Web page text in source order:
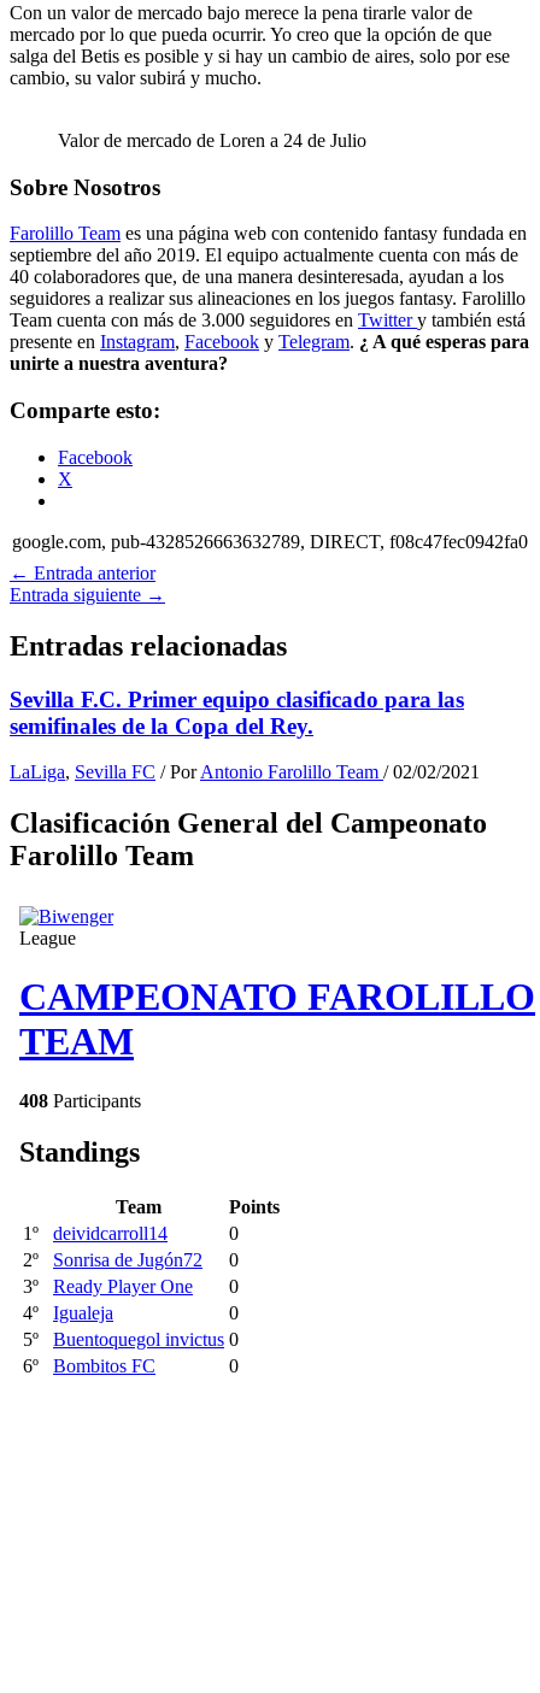
Con un valor de mercado bajo merece la pena tirarle valor de
mercado por lo que pueda ocurrir. Yo creo que la opción de que
salga del Betis es posible y si hay un cambio de aires, solo por ese
cambio, su valor subirá y mucho.
Valor de mercado de Loren a 24 de Julio
Sobre Nosotros
Farolillo Team es una página web con contenido fantasy fundada en
septiembre del año 2019. El equipo actualmente cuenta con más de
40 colaboradores que, de una manera desinteresada, ayudan a los
seguidores a realizar sus alineaciones en los juegos fantasy. Farolillo
Team cuenta con más de 3.000 seguidores en Twittery también está
presente en Instagram, Facebook y Telegram. ¿ A qué esperas para
unirte a nuestra aventura?
Comparte esto:
Facebook
X
google.com, pub-4328526663632789, DIRECT, f08c47fec0942fa0
← Entrada anterior
Entrada siguiente →
Entradas relacionadas
Sevilla F.C. Primer equipo clasificado para las
semifinales de la Copa del Rey.
LaLiga, Sevilla FC / PorAntonio Farolillo Team /02/02/2021
Clasificación General del Campeonato
Farolillo Team